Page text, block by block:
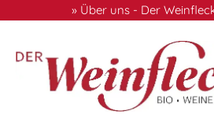
Hauptinhalt springen
Zur Suche springen
Zur Hauptnavigation springen
» Über uns - Der